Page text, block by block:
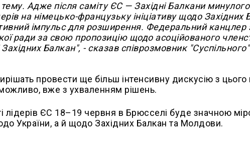
Адже після саміту ЄС — Західні Балкани минулого
на німецько-французьку ініціативу щодо Західних
імпульс для розширення. Федеральний канцлер
ради за свою пропозицію щодо асоційованого
Західних Балкан", - сказав співрозмовник
провести ще більш інтенсивну дискусію з цього
вже з ухваленням рішень.
лідерів ЄС 18–19 червня в Брюсселі буде значною
України, а й щодо Західних Балкан та Молдови.